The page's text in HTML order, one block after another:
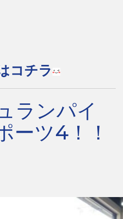
コチラ
ランパイ
ーツ4！！